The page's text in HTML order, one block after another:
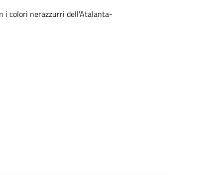
i colori nerazzurri dell'Atalanta-